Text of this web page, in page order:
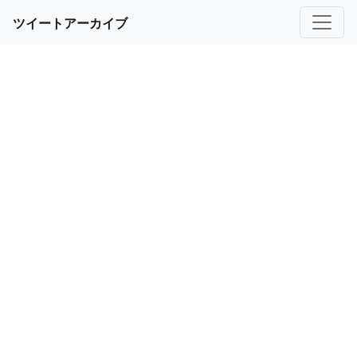
ツイートアーカイブ